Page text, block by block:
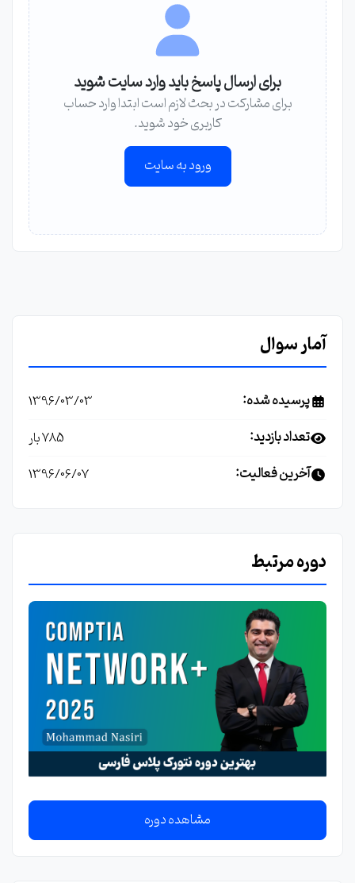
برای ارسال پاسخ باید وارد سایت شوید
برای مشارکت در بحث لازم است ابتدا وارد حساب
کاربری خود شوید.
ورود به سایت
آمار سوال
پرسیده شده: 1396/03/03
تعداد بازدید: 785 بار
آخرین فعالیت: 1396/06/07
دوره مرتبط
مشاهده دوره